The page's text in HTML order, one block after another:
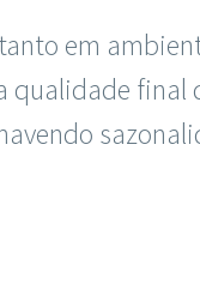
em
final